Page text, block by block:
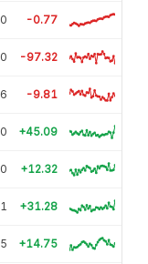
-0.77
-97.32
-9.81
+45.09
+12.32
+31.28
+14.75